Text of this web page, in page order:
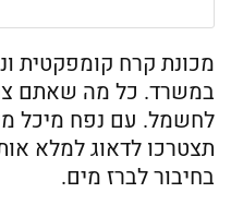
מכונת קרח קומפקטית
במשרד. כל מה שאתם
תצטרכו לדאוג למלא
בחיבור לברז מים.